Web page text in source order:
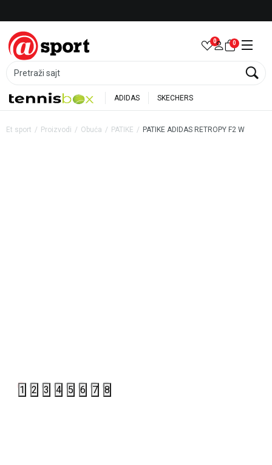
Pretraži sajt
0 0
ADIDAS SKECHERS
Et sport Proizvodi Obuća PATIKE PATIKE ADIDAS RETROPY F2 W
1 2 3 4 5 6 7 8